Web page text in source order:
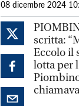
08 dicembre 2024
scritta:
Eccolo il
lotta per